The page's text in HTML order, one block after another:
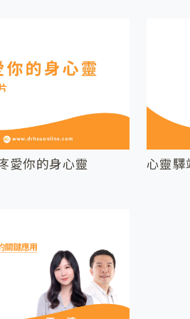
愛你的身心靈 心靈驛